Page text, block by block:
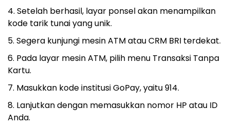
Setelah berhasil, layar ponsel akan menampilkan
kode tarik tunai yang unik.
Segera kunjungi mesin ATM atau CRM BRI terdekat.
Pada layar mesin ATM, pilih menu Transaksi Tanpa
Kartu.
Masukkan kode institusi GoPay, yaitu 914.
Lanjutkan dengan memasukkan nomor HP atau ID
Anda.